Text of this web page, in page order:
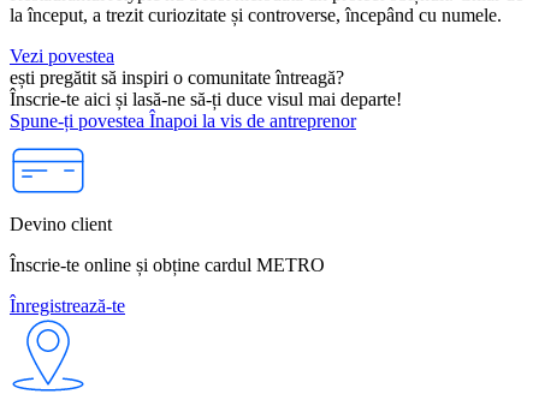
la început, a trezit curiozitate și controverse, începând cu numele.
Vezi povestea
ești pregătit să inspiri o comunitate întreagă?
Înscrie-te aici și lasă-ne să-ți duce visul mai departe!
Spune-ți povestea Înapoi la vis de antreprenor
Devino client
Înscrie-te online și obține cardul METRO
Înregistrează-te